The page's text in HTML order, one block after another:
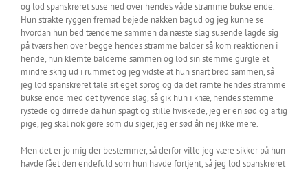
og lod spanskrøret suse ned over hendes våde stramme bukse ende.
Hun strakte ryggen fremad bøjede nakken bagud og jeg kunne se
hvordan hun bed tænderne sammen da næste slag susende lagde sig
på tværs hen over begge hendes stramme balder så kom reaktionen i
hende, hun klemte balderne sammen og lod sin stemme gurgle et
mindre skrig ud i rummet og jeg vidste at hun snart brød sammen, så
jeg lod spanskrøret tale sit eget sprog og da det ramte hendes stramme
bukse ende med det tyvende slag, så gik hun i knæ, hendes stemme
rystede og dirrede da hun spagt og stille hviskede, jeg er en sød og artig
pige, jeg skal nok gøre som du siger, jeg er sød åh nej ikke mere.
Men det er jo mig der bestemmer, så derfor ville jeg være sikker på hun
havde fået den endefuld som hun havde fortjent, så jeg lod spanskrøret